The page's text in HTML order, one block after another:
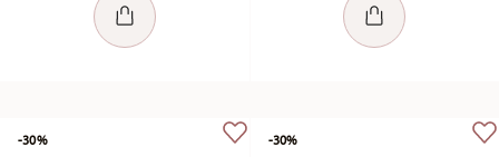
-30% -30%